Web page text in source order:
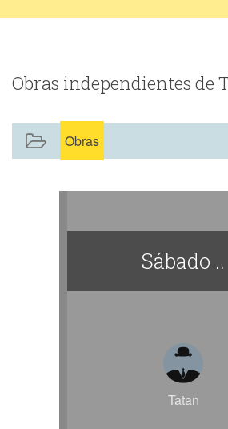
complicidad , amistad y más
Y un enamorado de mi peca (
La mujer que cambió mis
Sin saberlo eh aprendido más
Ella mi milagro de amor .
Obras independientes de
Obras
Sábado ..
Tatan